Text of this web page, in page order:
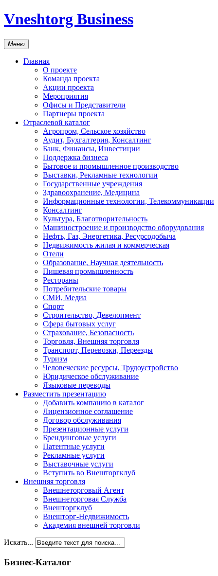
Vneshtorg Business
Меню
Главная
О проекте
Команда проекта
Акции проекта
Мероприятия
Офисы и Представители
Партнеры проекта
Отраслевой каталог
Агропром, Сельское хозяйство
Аудит, Бухгалтерия, Консалтинг
Банк, Финансы, Инвестиции
Поддержка бизнеса
Бытовое и промышленное производство
Выставки, Рекламные технологии
Государственные учреждения
Здравоохранение, Медицина
Информационные технологии, Телекоммуникации
Консалтинг
Культура, Благотворительность
Машиностроение и производство оборудования
Нефть, Газ, Энергетика, Ресурсодобыча
Недвижимость жилая и коммерческая
Отели
Образование, Научная деятельность
Пишевая промышленность
Рестораны
Потребительские товары
СМИ, Медиа
Спорт
Строительство, Девелопмент
Сфера бытовых услуг
Страхование, Безопасность
Торговля, Внешняя торговля
Транспорт, Перевозки, Переезды
Туризм
Человеческие ресурсы, Трудоустройство
Юридическое обслуживание
Языковые переводы
Разместить презентацию
Добавить компанию в каталог
Лицензионное соглашение
Договор обслуживания
Презентационные услуги
Брендинговые услуги
Патентные услуги
Рекламные услуги
Выставочные услуги
Вступить во Внешторгклуб
Внешняя торговля
Внешнеторговый Агент
Внешнеторговая Служба
Внешторгклуб
Внешторг-Недвижимость
Академия внешней торговли
Искать...
Бизнес-Каталог